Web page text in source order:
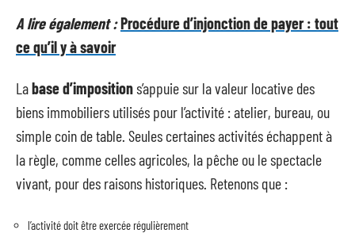
A lire également :Procédure d’injonction de payer : tout
ce qu’il y à savoir
Labase d’impositions’appuie sur la valeur locative des
biens immobiliers utilisés pour l’activité : atelier, bureau, ou
simple coin de table. Seules certaines activités échappent à
la règle, comme celles agricoles, la pêche ou le spectacle
vivant, pour des raisons historiques. Retenons que :
l’activité doit être exercée régulièrement